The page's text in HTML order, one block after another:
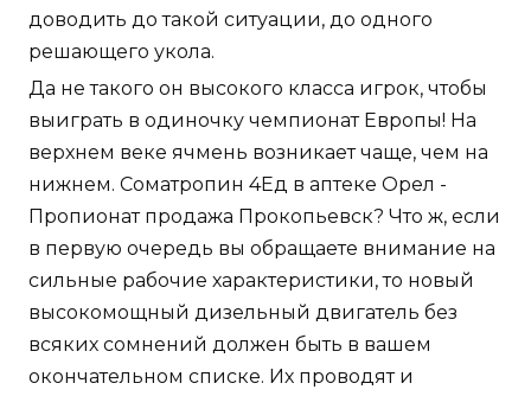
доводить до такой ситуации, до одного
решающего укола.
Да не такого он высокого класса игрок, чтобы
выиграть в одиночку чемпионат Европы! На
верхнем веке ячмень возникает чаще, чем на
нижнем. Cоматропин 4Ед в аптеке Орел -
Пропионат продажа Прокопьевск? Что ж, если
в первую очередь вы обращаете внимание на
сильные рабочие характеристики, то новый
высокомощный дизельный двигатель без
всяких сомнений должен быть в вашем
окончательном списке. Их проводят и